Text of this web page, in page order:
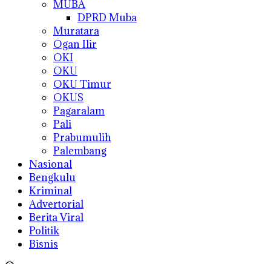
MUBA
DPRD Muba
Muratara
Ogan Ilir
OKI
OKU
OKU Timur
OKUS
Pagaralam
Pali
Prabumulih
Palembang
Nasional
Bengkulu
Kriminal
Advertorial
Berita Viral
Politik
Bisnis